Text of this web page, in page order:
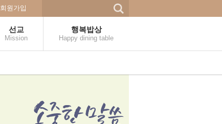
회원가입
선교
Mission
행복밥상
Happy dining table